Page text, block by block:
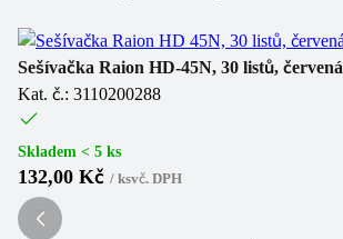
Sešívačka Raion HD-45N, 30 listů, červená
Kat. č.: 3110200288
Skladem < 5 ks
132,00 Kč / ksvč. DPH